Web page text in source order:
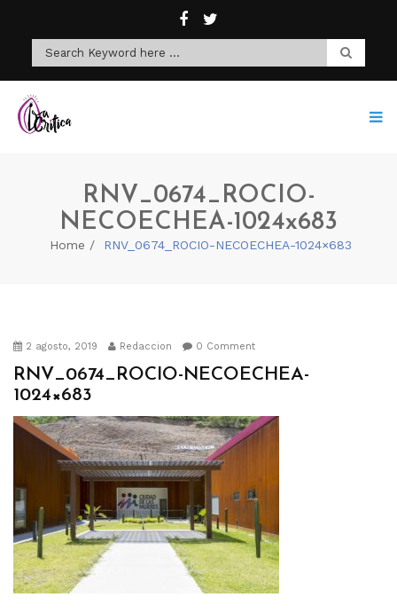
RNV_0674_ROCIO-
NECOECHEA-1024x683
Home RNV_0674_ROCIO-NECOECHEA-1024×683
2 agosto, 2019 Redaccion 0 Comment
RNV_0674_ROCIO-NECOECHEA-
1024×683